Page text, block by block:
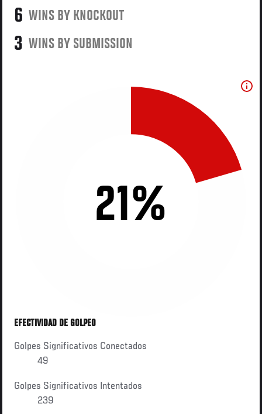
6 WINS BY KNOCKOUT
3 WINS BY SUBMISSION
21%
EFECTIVIDAD DE GOLPEO
Golpes Significativos Conectados
49
Golpes Significativos Intentados
239